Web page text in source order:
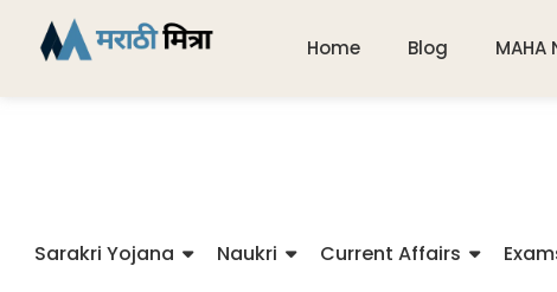
Home Blog MAHA
Sarakri Yojana Naukri Current Affairs